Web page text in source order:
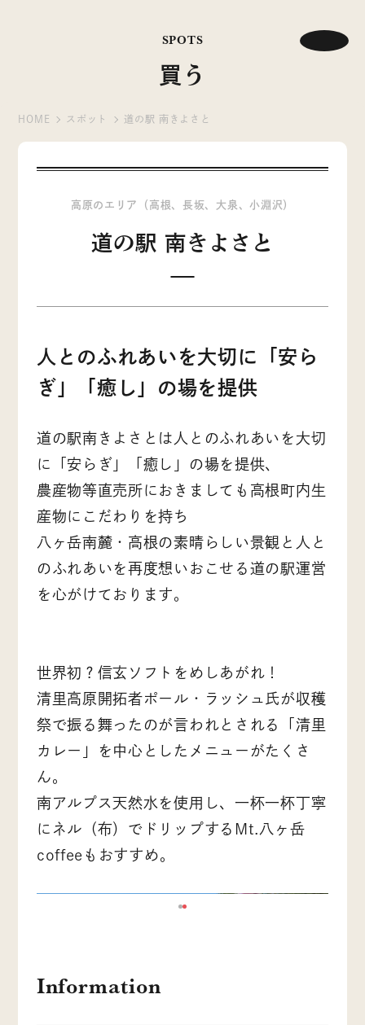
SPOTS
買う
HOME スポット 道の駅 南きよさと
高原のエリア（高根、長坂、大泉、小淵沢）
道の駅 南きよさと
人とのふれあいを大切に「安ら
ぎ」「癒し」の場を提供
道の駅南きよさとは人とのふれあいを大切
に「安らぎ」「癒し」の場を提供、
農産物等直売所におきましても高根町内生
産物にこだわりを持ち
八ヶ岳南麓・高根の素晴らしい景観と人と
のふれあいを再度想いおこせる道の駅運営
を心がけております。
世界初？信玄ソフトをめしあがれ！
清里高原開拓者ポール・ラッシュ氏が収穫
祭で振る舞ったのが言われとされる「清里
カレー」を中心としたメニューがたくさ
ん。
南アルプス天然水を使用し、一杯一杯丁寧
にネル（布）でドリップするMt.八ヶ岳
coffeeもおすすめ。
Information